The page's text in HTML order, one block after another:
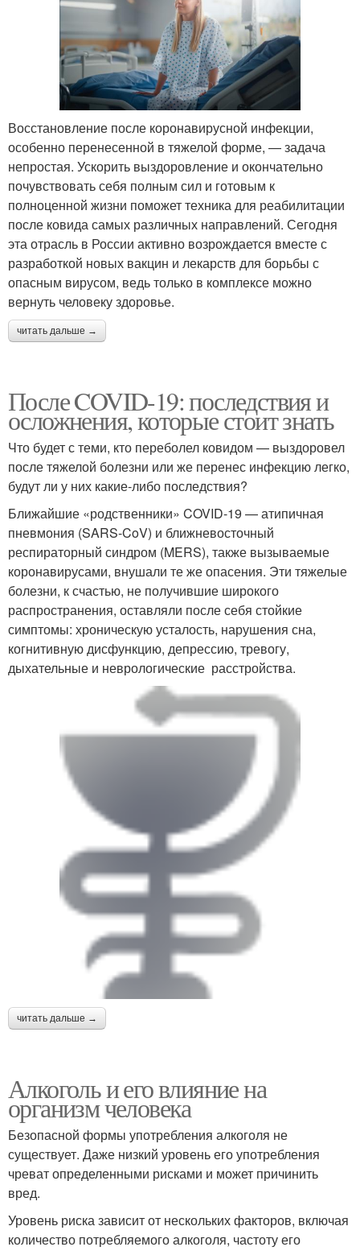
Восстановление после коронавирусной инфекции,
особенно перенесенной в тяжелой форме, — задача
непростая. Ускорить выздоровление и окончательно
почувствовать себя полным сил и готовым к
полноценной жизни поможет техника для реабилитации
после ковида самых различных направлений. Сегодня
эта отрасль в России активно возрождается вместе с
разработкой новых вакцин и лекарств для борьбы с
опасным вирусом, ведь только в комплексе можно
вернуть человеку здоровье.
читать дальше →
После COVID-19: последствия и
осложнения, которые стоит знать
Что будет с теми, кто переболел ковидом — выздоровел
после тяжелой болезни или же перенес инфекцию легко,
будут ли у них какие-либо последствия?
Ближайшие «родственники» COVID-19 — атипичная
пневмония (SARS-CoV) и ближневосточный
респираторный синдром (MERS), также вызываемые
коронавирусами, внушали те же опасения. Эти тяжелые
болезни, к счастью, не получившие широкого
распространения, оставляли после себя стойкие
симптомы: хроническую усталость, нарушения сна,
когнитивную дисфункцию, депрессию, тревогу,
дыхательные и неврологические расстройства.
читать дальше →
Алкоголь и его влияние на
организм человека
Безопасной формы употребления алкоголя не
существует. Даже низкий уровень его употребления
чреват определенными рисками и может причинить
вред.
Уровень риска зависит от нескольких факторов, включая
количество потребляемого алкоголя, частоту его